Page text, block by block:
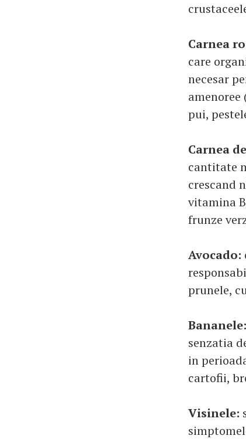
Carnea
care
necesar
pui,
Carnea
cantitate
crescand
vitamina
frunze
Avocado:
prunele,
Bananele:
senzatia
in
cartofii,
Visinele: